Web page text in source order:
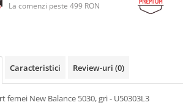
La comenzi peste 499 RON
Caracteristici Review-uri (0)
femei New Balance 5030, gri - U50303L3